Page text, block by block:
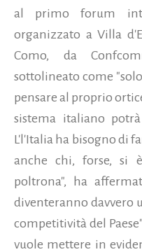
al primo forum
organizzato a Villa
Como, da
sottolineato come
pensare al proprio
sistema italiano
L'l'Italia ha bisogno di
anche chi, forse, si
poltrona", ha
diventeranno davvero
competitività del
vuole mettere in